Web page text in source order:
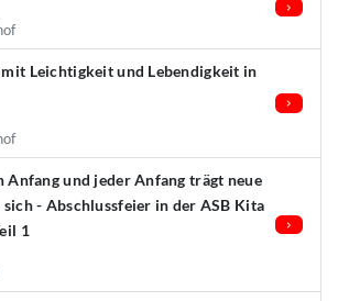
Leichtigkeit und Lebendigkeit in
Anfang und jeder Anfang trägt neue
- Abschlussfeier in der ASB Kita
1